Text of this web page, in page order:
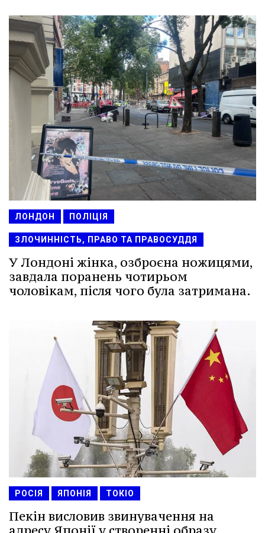
ЛОНДОН ПОЛІЦІЯ
ЗЛОЧИННІСТЬ, ПРАВО ТА ПРАВОСУДДЯ
У Лондоні жінка, озброєна ножицями,
завдала поранень чотирьом
чоловікам, після чого була затримана.
РОСІЯ ЯПОНІЯ ТОКІО
Пекін висловив звинувачення на